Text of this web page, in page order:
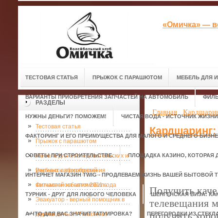
«Омичка» —
ТЕСТОВАЯ СТАТЬЯ ПРЫЖОК С ПАРАШЮТОМ МЕБЕЛЬ ДЛЯ
ВАРИАНТЫ ПРИОБРЕТЕНИЯ ЗАПЧАСТЕЙ НА АВТОМОБИЛЬ
НУЖНЫ ДЕНЬГИ? ПОМОЖЕМ! ЧИСТАЯ ВОДА - ИСТОЧНИК ЖИЗНИ
ФАКТОРИНГ И ЕГО ПРЕИМУЩЕСТВА ДЛЯ МАЛОГО И СРЕДНЕГО
СОВЕТЫ ПРИ СТРОИТЕЛЬСТВЕ. ПЛОЩАДКА КАЗИНО, КОТОРАЯ
ИНТЕРНЕТ МАГАЗИН TWIG - ПРОДЛЕВАЕМ ЖИЗНЬ ВАШЕЙ БЫТОВОЙ
ТУРНИК - ДРУГ ДЛЯ ЛЮБОГО ЧЕЛОВЕКА ШЕНГЕНСКАЯ ВИЗА:
А ЧТО ДЛЯ ВАС ЗНАЧИТ ТАТУИРОВКА? ПЕРЕГОРОДКИ ИЗ
РАЗДЕЛЫ
Тестовая статья
Прыжок с парашютом
Мебель для исследовательских и
учебных лабораторий
Варианты приобретения
запчастей на автомобиль
Фильмы и события 2011 года
Эвакуатор - верный помощник в
дороге.
Нужны деньги? Поможем!
Главная
Получить
телевещания